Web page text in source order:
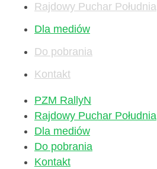
Rajdowy Puchar Południa
Dla mediów
Do pobrania
Kontakt
PZM RallyN
Rajdowy Puchar Południa
Dla mediów
Do pobrania
Kontakt